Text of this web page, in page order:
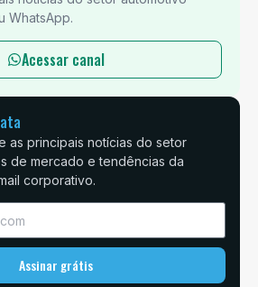
WhatsApp.
Acessar canal
as principais notícias do setor
de mercado e tendências da
corporativo.
Assinar grátis